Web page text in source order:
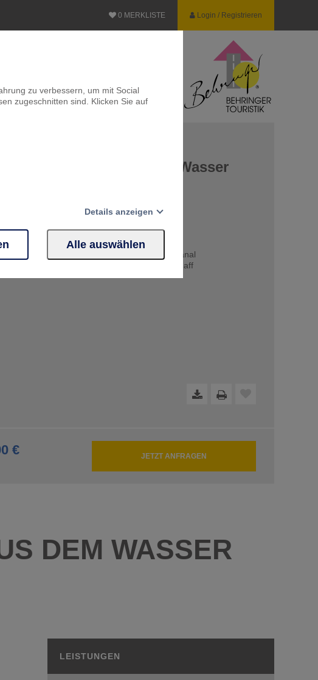
Login / Registrieren
0 MERKLISTE
– Wenn Schiffe aus dem Wasser
und Schiefen Ebenen am Oberlandkanal
Seebad Kahlberg und Naturerlebnis Frisches Haff
€ JETZT ANFRAGEN
DEM WASSER
LEISTUNGEN
zu verbessern, um mit Social
zugeschnitten sind. Klicken Sie auf
Details anzeigen
der Website erforderlich.
einwandfreie Funktion der Website
Alle auswählen